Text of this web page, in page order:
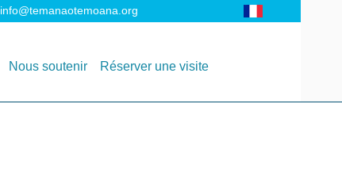
info@temanaotemoana.org
Nous soutenir Réserver une visite